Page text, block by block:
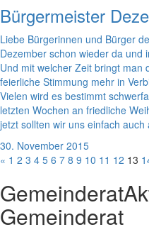
Bürgermeister
Liebe Bürgerinnen und Bürger
Dezember schon wieder da und
Und mit welcher Zeit bringt man
feierliche Stimmung mehr in
Vielen wird es bestimmt
letzten Wochen an friedliche
jetzt sollten wir uns einfach
30. November 2015
« 1 2 3 4 5 6 7 8 9 10 11 12 13
Gemeinderat
Gemeinderat